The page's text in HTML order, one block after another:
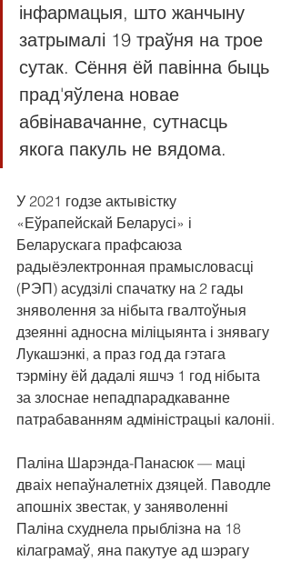
інфармацыя, што жанчыну
затрымалі 19 траўня на трое
сутак. Сёння ёй павінна быць
прад'яўлена новае
абвінавачанне, сутнасць
якога пакуль не вядома.
У 2021 годзе актывістку
«Еўрапейскай Беларусі» і
Беларускага прафсаюза
радыёэлектронная прамысловасці
(РЭП) асудзілі спачатку на 2 гады
зняволення за нібыта гвалтоўныя
дзеянні адносна міліцыянта і знявагу
Лукашэнкі, а праз год да гэтага
тэрміну ёй дадалі яшчэ 1 год нібыта
за злоснае непадпарадкаванне
патрабаванням адміністрацыі калоніі.
Паліна Шарэнда-Панасюк — маці
дваіх непаўналетніх дзяцей. Паводле
апошніх звестак, у заняволенні
Паліна схуднела прыблізна на 18
кілаграмаў, яна пакутуе ад шэрагу